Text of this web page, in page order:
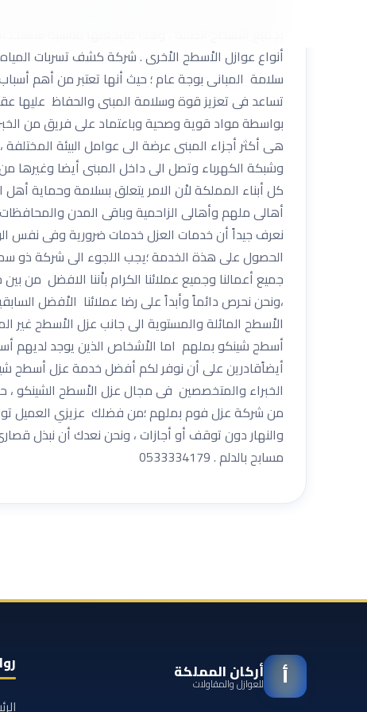
أنواع عوازل الاْسطح الاْخرى . شركة كشف تسربات
سلامة المبانى بوجة عام ؛ حيث أنها تعتبر من أهم
تساعد فى تعزيز قوة وسلامة المبنى والحفاظ
بواسطة مواد قوية وصحية وباعتماد على فريق من
هى أكثر أجزاء المبنى عرضة الى عوامل البيئة
وشبكة الكهرباء وتصل الى داخل المبنى أيضا
كل أبناء المملكة لاْن الامر يتعلق بسلامة وحماية
أهالى ملهم وأهالى الزاحمية وباقى المدن
نعرف جيداً أن خدمات العزل خدمات ضرورية وفى نفس
الحصول على هذة الخدمة ؛يجب اللجوء الى شركة ذو
جميع أعمالنا وجميع عملائنا الكرام باْننا الافضل
،ونحن نحرص دائماً وأبداً على رضا عملائنا الاْفضل
الاْسطح المائلة والمستوية الى جانب عزل الاْسطح
أسطح شينكو بملهم اما الاْشخاص الذين يوجد لديهم
أيضاًقادرين على أن نوفر لكم أفضل خدمة عزل أسطح
الخبراء والمتخصصين فى مجال عزل الاْسطح الشينكو
والنهار دون توقف أو أجازات ، ونحن نعدك أن نبذل
مسابح بالدلم . 0533334179
أ أركان المملكة
للعوازل والمقاولات